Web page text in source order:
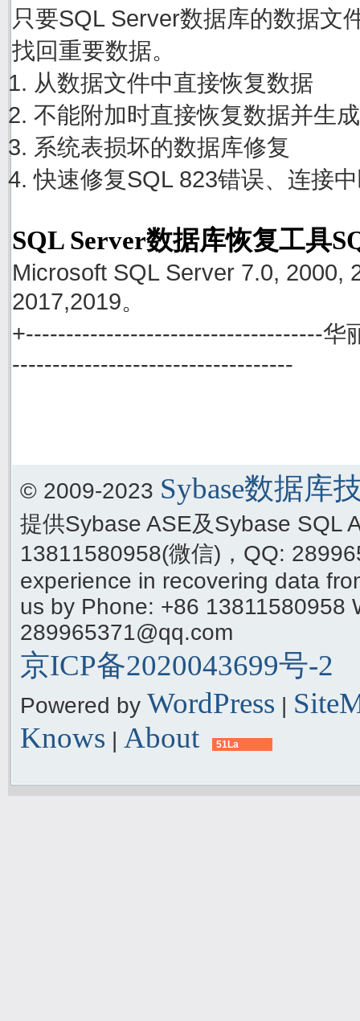
只要SQL Server数据库的数据文
找回重要数据。
从数据文件中直接恢复数据
不能附加时直接恢复数据并生
系统表损坏的数据库修复
快速修复SQL 823错误、连接
SQL Server数据库恢复工具
Microsoft SQL Server 7.0, 2000,
2017,2019。
+-------------------------------------华
-----------------------------------
© 2009-2023 Sybase数据库
提供Sybase ASE及Sybase SQL
13811580958(微信)，QQ:
experience in recovering data
us by Phone: +86 13811580958
289965371@qq.com
京ICP备2020043699号-2
Powered by WordPress |
Knows | About 51La